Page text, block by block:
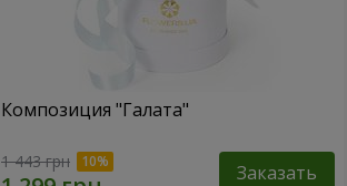
Композиция "Галата"
1 443 грн Заказать